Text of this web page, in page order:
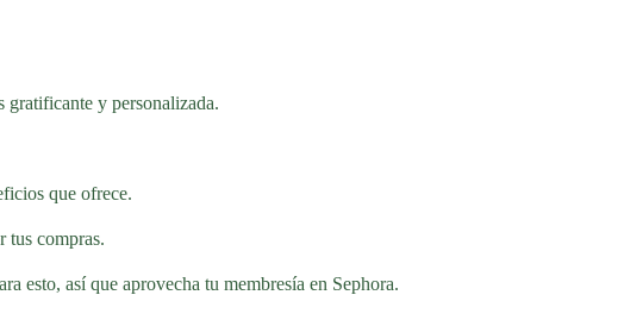
gratificante y personalizada.
que ofrece.
tus compras.
esto, así que aprovecha tu membresía en Sephora.